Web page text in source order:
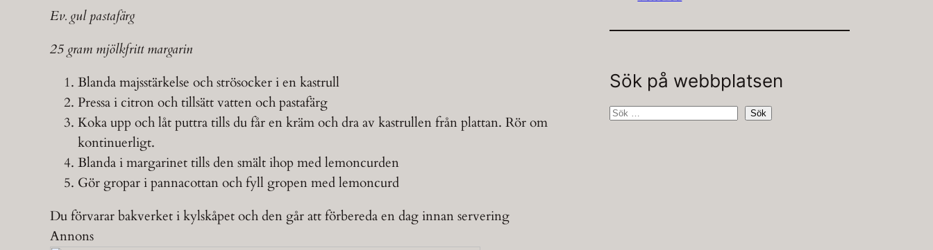
Ev. gul pastafärg
25 gram mjölkfritt margarin
Blanda majsstärkelse och strösocker i en kastrull
Pressa i citron och tillsätt vatten och pastafärg
Koka upp och låt puttra tills du får en kräm och dra av kastrullen från plattan. Rör om
kontinuerligt.
Blanda i margarinet tills den smält ihop med lemoncurden
Gör gropar i pannacottan och fyll gropen med lemoncurd
Du förvarar bakverket i kylskåpet och den går att förbereda en dag innan servering
Annons
Sök på webbplatsen
S
Sök